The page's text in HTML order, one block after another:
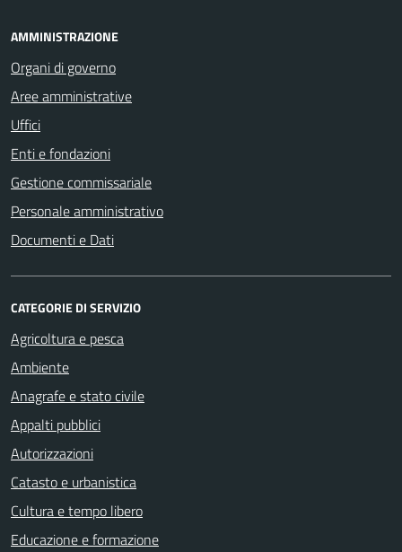
AMMINISTRAZIONE
Organi di governo
Aree amministrative
Uffici
Enti e fondazioni
Gestione commissariale
Personale amministrativo
Documenti e Dati
CATEGORIE DI SERVIZIO
Agricoltura e pesca
Ambiente
Anagrafe e stato civile
Appalti pubblici
Autorizzazioni
Catasto e urbanistica
Cultura e tempo libero
Educazione e formazione